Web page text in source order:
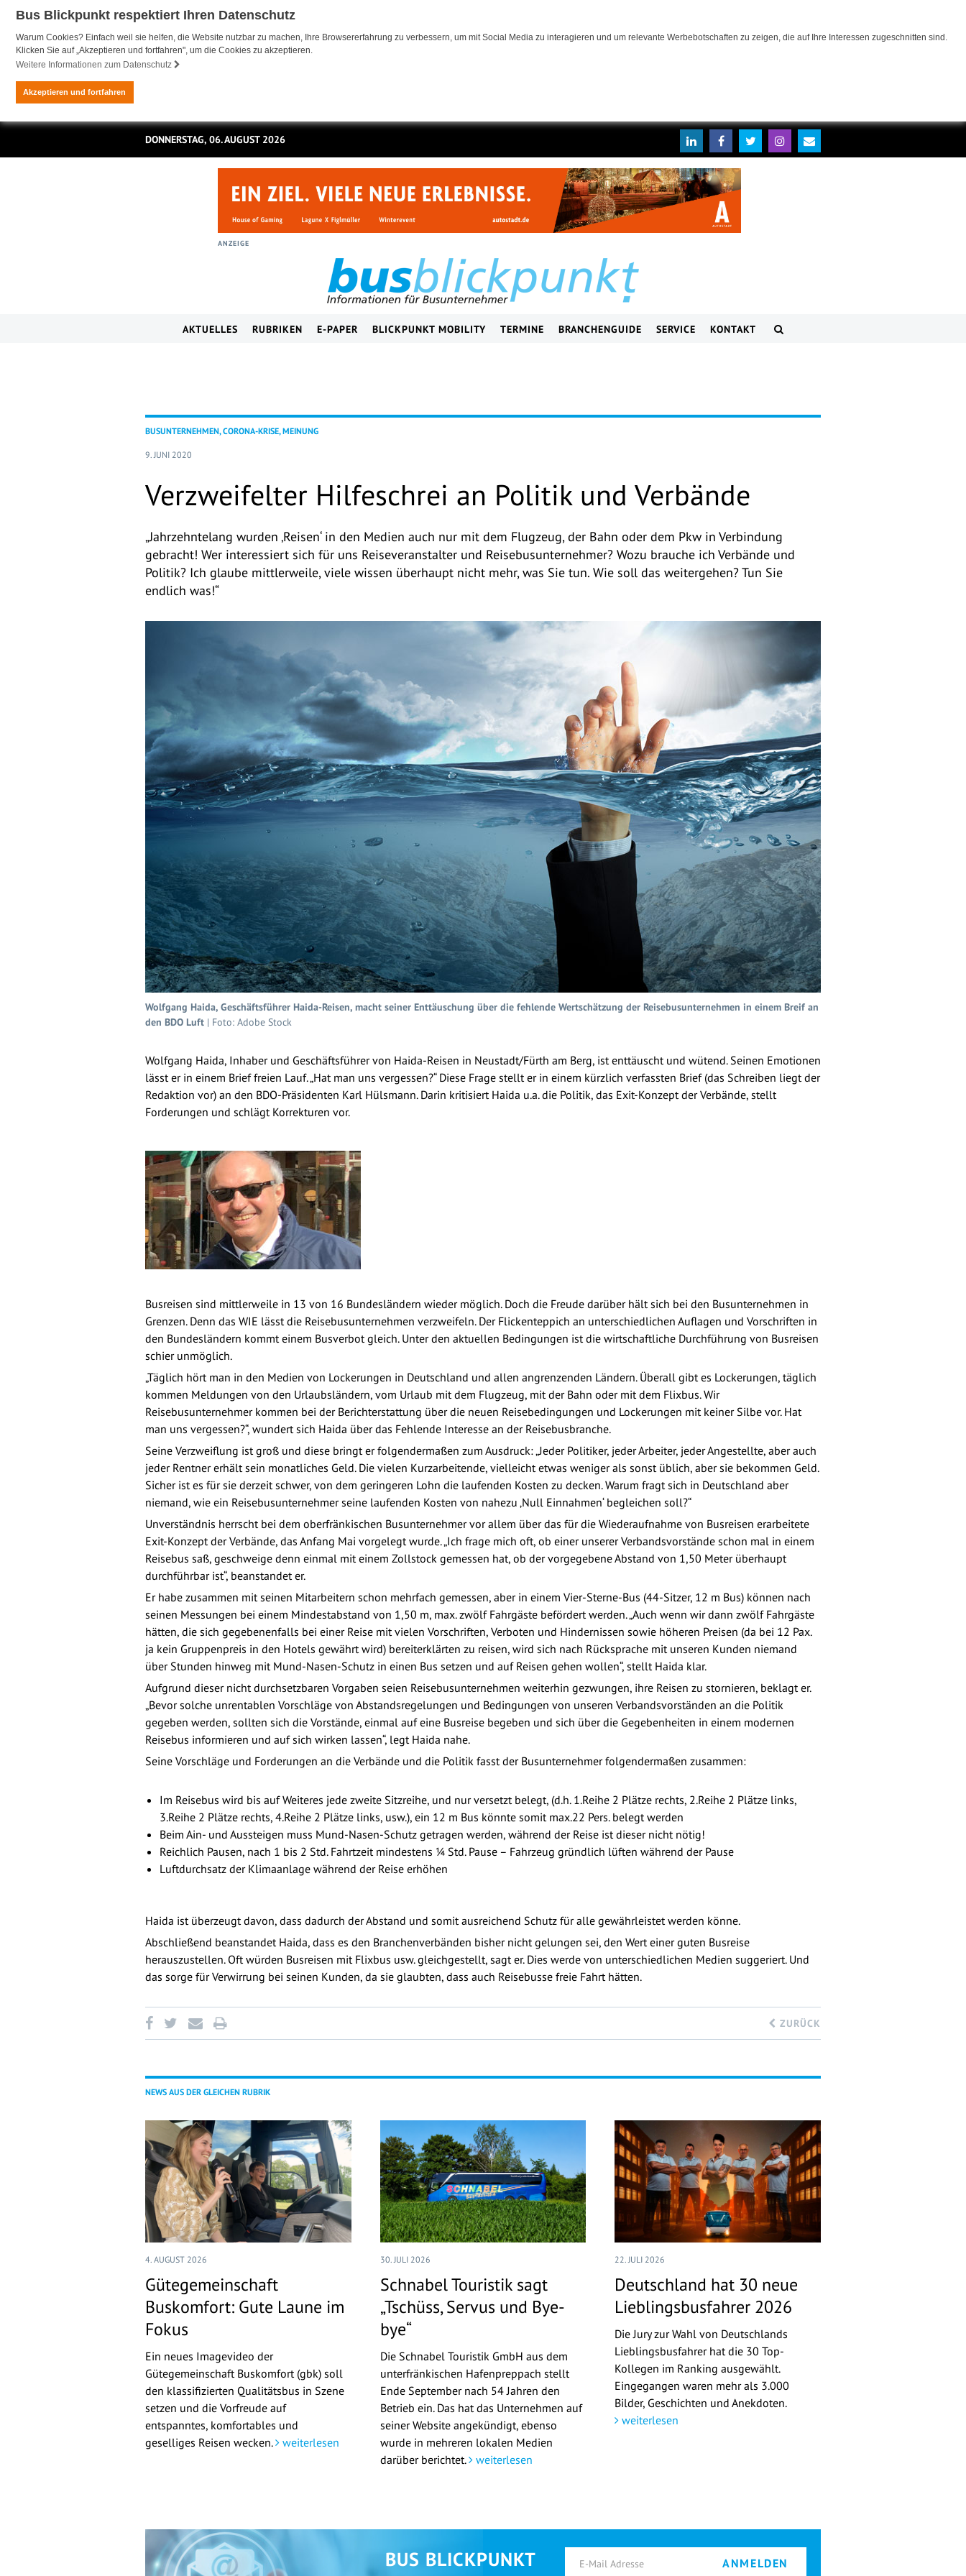
Bus Blickpunkt respektiert Ihren Datenschutz
Warum Cookies? Einfach weil sie helfen, die Website nutzbar zu machen, Ihre Browsererfahrung zu verbessern, um mit Social Media zu interagieren und um relevante Werbebotschaften zu zeigen, die auf Ihre Interessen zugeschnitten sind.
Klicken Sie auf „Akzeptieren und fortfahren", um die Cookies zu akzeptieren.
Weitere Informationen zum Datenschutz
Akzeptieren und fortfahren
DONNERSTAG, 06. AUGUST 2026
ANZEIGE
AKTUELLES RUBRIKEN E-PAPER BLICKPUNKT MOBILITY TERMINE BRANCHENGUIDE SERVICE KONTAKT
BUSUNTERNEHMEN, CORONA-KRISE, MEINUNG
9. JUNI 2020
Verzweifelter Hilfeschrei an Politik und Verbände
„Jahrzehntelang wurden ‚Reisen‘ in den Medien auch nur mit dem Flugzeug, der Bahn oder dem Pkw in Verbindung
gebracht! Wer interessiert sich für uns Reiseveranstalter und Reisebusunternehmer? Wozu brauche ich Verbände und
Politik? Ich glaube mittlerweile, viele wissen überhaupt nicht mehr, was Sie tun. Wie soll das weitergehen? Tun Sie
endlich was!“
Wolfgang Haida, Geschäftsführer Haida-Reisen, macht seiner Enttäuschung über die fehlende Wertschätzung der Reisebusunternehmen in einem Breif an
den BDO Luft | Foto: Adobe Stock
Wolfgang Haida, Inhaber und Geschäftsführer von Haida-Reisen in Neustadt/Fürth am Berg, ist enttäuscht und wütend. Seinen Emotionen
lässt er in einem Brief freien Lauf. „Hat man uns vergessen?“ Diese Frage stellt er in einem kürzlich verfassten Brief (das Schreiben liegt der
Redaktion vor) an den BDO-Präsidenten Karl Hülsmann. Darin kritisiert Haida u.a. die Politik, das Exit-Konzept der Verbände, stellt
Forderungen und schlägt Korrekturen vor.
Busreisen sind mittlerweile in 13 von 16 Bundesländern wieder möglich. Doch die Freude darüber hält sich bei den Busunternehmen in
Grenzen. Denn das WIE lässt die Reisebusunternehmen verzweifeln. Der Flickenteppich an unterschiedlichen Auflagen und Vorschriften in
den Bundesländern kommt einem Busverbot gleich. Unter den aktuellen Bedingungen ist die wirtschaftliche Durchführung von Busreisen
schier unmöglich.
„Täglich hört man in den Medien von Lockerungen in Deutschland und allen angrenzenden Ländern. Überall gibt es Lockerungen, täglich
kommen Meldungen von den Urlaubsländern, vom Urlaub mit dem Flugzeug, mit der Bahn oder mit dem Flixbus. Wir
Reisebusunternehmer kommen bei der Berichterstattung über die neuen Reisebedingungen und Lockerungen mit keiner Silbe vor. Hat
man uns vergessen?“, wundert sich Haida über das Fehlende Interesse an der Reisebusbranche.
Seine Verzweiflung ist groß und diese bringt er folgendermaßen zum Ausdruck: „Jeder Politiker, jeder Arbeiter, jeder Angestellte, aber auch
jeder Rentner erhält sein monatliches Geld. Die vielen Kurzarbeitende, vielleicht etwas weniger als sonst üblich, aber sie bekommen Geld.
Sicher ist es für sie derzeit schwer, von dem geringeren Lohn die laufenden Kosten zu decken. Warum fragt sich in Deutschland aber
niemand, wie ein Reisebusunternehmer seine laufenden Kosten von nahezu ‚Null Einnahmen‘ begleichen soll?“
Unverständnis herrscht bei dem oberfränkischen Busunternehmer vor allem über das für die Wiederaufnahme von Busreisen erarbeitete
Exit-Konzept der Verbände, das Anfang Mai vorgelegt wurde. „Ich frage mich oft, ob einer unserer Verbandsvorstände schon mal in einem
Reisebus saß, geschweige denn einmal mit einem Zollstock gemessen hat, ob der vorgegebene Abstand von 1,50 Meter überhaupt
durchführbar ist“, beanstandet er.
Er habe zusammen mit seinen Mitarbeitern schon mehrfach gemessen, aber in einem Vier-Sterne-Bus (44-Sitzer, 12 m Bus) können nach
seinen Messungen bei einem Mindestabstand von 1,50 m, max. zwölf Fahrgäste befördert werden. „Auch wenn wir dann zwölf Fahrgäste
hätten, die sich gegebenenfalls bei einer Reise mit vielen Vorschriften, Verboten und Hindernissen sowie höheren Preisen (da bei 12 Pax.
ja kein Gruppenpreis in den Hotels gewährt wird) bereiterklärten zu reisen, wird sich nach Rücksprache mit unseren Kunden niemand
über Stunden hinweg mit Mund-Nasen-Schutz in einen Bus setzen und auf Reisen gehen wollen“, stellt Haida klar.
Aufgrund dieser nicht durchsetzbaren Vorgaben seien Reisebusunternehmen weiterhin gezwungen, ihre Reisen zu stornieren, beklagt er.
„Bevor solche unrentablen Vorschläge von Abstandsregelungen und Bedingungen von unseren Verbandsvorständen an die Politik
gegeben werden, sollten sich die Vorstände, einmal auf eine Busreise begeben und sich über die Gegebenheiten in einem modernen
Reisebus informieren und auf sich wirken lassen“, legt Haida nahe.
Seine Vorschläge und Forderungen an die Verbände und die Politik fasst der Busunternehmer folgendermaßen zusammen:
Im Reisebus wird bis auf Weiteres jede zweite Sitzreihe, und nur versetzt belegt, (d.h. 1.Reihe 2 Plätze rechts, 2.Reihe 2 Plätze links,
3.Reihe 2 Plätze rechts, 4.Reihe 2 Plätze links, usw.), ein 12 m Bus könnte somit max.22 Pers. belegt werden
Beim Ain- und Aussteigen muss Mund-Nasen-Schutz getragen werden, während der Reise ist dieser nicht nötig!
Reichlich Pausen, nach 1 bis 2 Std. Fahrtzeit mindestens ¼ Std. Pause – Fahrzeug gründlich lüften während der Pause
Luftdurchsatz der Klimaanlage während der Reise erhöhen
Haida ist überzeugt davon, dass dadurch der Abstand und somit ausreichend Schutz für alle gewährleistet werden könne.
Abschließend beanstandet Haida, dass es den Branchenverbänden bisher nicht gelungen sei, den Wert einer guten Busreise
herauszustellen. Oft würden Busreisen mit Flixbus usw. gleichgestellt, sagt er. Dies werde von unterschiedlichen Medien suggeriert. Und
das sorge für Verwirrung bei seinen Kunden, da sie glaubten, dass auch Reisebusse freie Fahrt hätten.
ZURÜCK
NEWS AUS DER GLEICHEN RUBRIK
4. AUGUST 2026
Gütegemeinschaft
Buskomfort: Gute Laune im
Fokus
Ein neues Imagevideo der
Gütegemeinschaft Buskomfort (gbk) soll
den klassifizierten Qualitätsbus in Szene
setzen und die Vorfreude auf
entspanntes, komfortables und
geselliges Reisen wecken.
weiterlesen
30. JULI 2026
Schnabel Touristik sagt
„Tschüss, Servus und Bye-
bye“
Die Schnabel Touristik GmbH aus dem
unterfränkischen Hafenpreppach stellt
Ende September nach 54 Jahren den
Betrieb ein. Das hat das Unternehmen auf
seiner Website angekündigt, ebenso
wurde in mehreren lokalen Medien
darüber berichtet. weiterlesen
22. JULI 2026
Deutschland hat 30 neue
Lieblingsbusfahrer 2026
Die Jury zur Wahl von Deutschlands
Lieblingsbusfahrer hat die 30 Top-
Kollegen im Ranking ausgewählt.
Eingegangen waren mehr als 3.000
Bilder, Geschichten und Anekdoten.
weiterlesen
BUS BLICKPUNKT
ANMELDEN